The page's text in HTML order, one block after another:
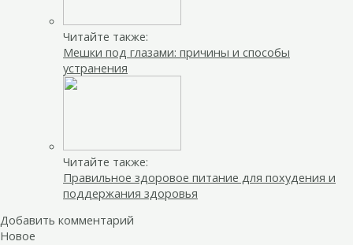
Читайте также:
Мешки под глазами: причины и способы
устранения
Читайте также:
Правильное здоровое питание для похудения и
поддержания здоровья
Добавить комментарий
Новое